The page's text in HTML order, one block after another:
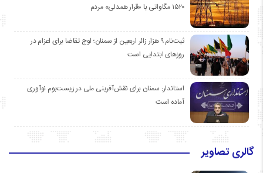
۱۵۲۰ مگاواتی با «قرار همدلی» مردم
ثبت‌نام ۹ هزار زائر اربعین از سمنان؛ اوج تقاضا برای اعزام در
روزهای ابتدایی است
استاندار: سمنان برای نقش‌آفرینی ملی در زیست‌بوم نوآوری
آماده است
گالری تصاویر